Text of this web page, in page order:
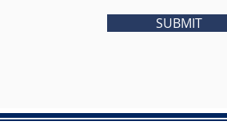
SUBMIT